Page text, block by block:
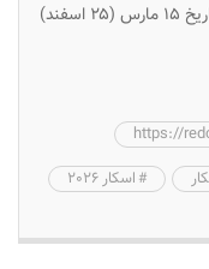
بهمن) معرفی می‌شوند. مراسم اسکار هم در تاریخ ۱۵ مارس (۲۵ اسفند)
https://
اسکار 2026